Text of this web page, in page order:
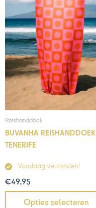
Reishanddoek
BUVANHA REISHANDDOEK
TENERIFE
Vandaag verzonden!
€49,95
Opties selecteren